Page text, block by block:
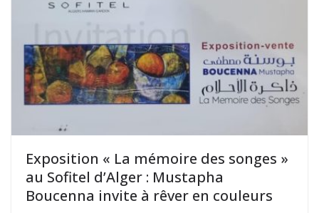
Exposition « La mémoire des songes »
au Sofitel d’Alger : Mustapha
Boucenna invite à rêver en couleurs